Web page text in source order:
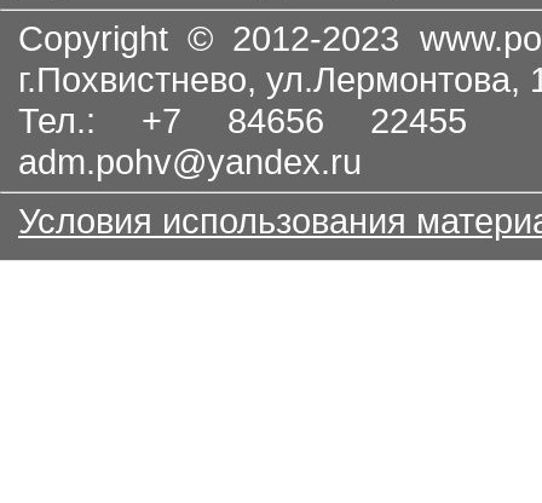
Copyright © 2012-2023
г.Похвистнево, ул.Лермонтова,
Тел.: +7 84656
adm.pohv@yandex.ru
Условия использования